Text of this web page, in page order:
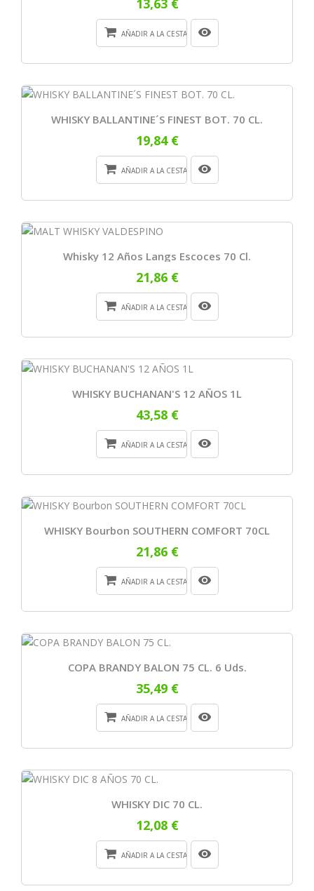
13,63 €
AÑADIR A LA CESTA
WHISKY BALLANTINE´S FINEST BOT. 70 CL.
19,84 €
AÑADIR A LA CESTA
Whisky 12 Años Langs Escoces 70 Cl.
21,86 €
AÑADIR A LA CESTA
WHISKY BUCHANAN'S 12 AÑOS 1L
43,58 €
AÑADIR A LA CESTA
WHISKY Bourbon SOUTHERN COMFORT 70CL
21,86 €
AÑADIR A LA CESTA
COPA BRANDY BALON 75 CL. 6 Uds.
35,49 €
AÑADIR A LA CESTA
WHISKY DIC 70 CL.
12,08 €
AÑADIR A LA CESTA